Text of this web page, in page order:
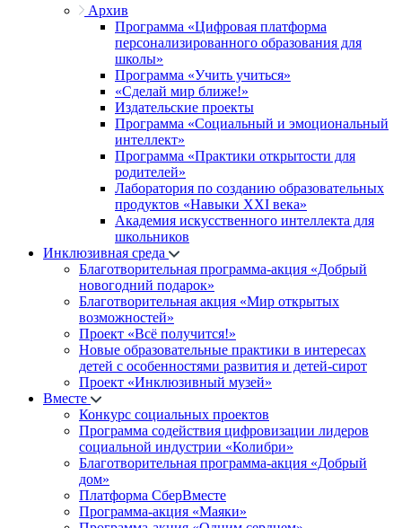
Архив
Программа «Цифровая платформа
персонализированного образования для
школы»
Программа «Учить учиться»
«Сделай мир ближе!»
Издательские проекты
Программа «Социальный и эмоциональный
интеллект»
Программа «Практики открытости для
родителей»
Лаборатория по созданию образовательных
продуктов «Навыки XXI века»
Академия искусственного интеллекта для
школьников
Инклюзивная среда
Благотворительная программа-акция «Добрый
новогодний подарок»
Благотворительная акция «Мир открытых
возможностей»
Проект «Всё получится!»
Новые образовательные практики в интересах
детей с особенностями развития и детей-сирот
Проект «Инклюзивный музей»
Вместе
Конкурс социальных проектов
Программа содействия цифровизации лидеров
социальной индустрии «Колибри»
Благотворительная программа-акция «Добрый
дом»
Платформа СберВместе
Программа-акция «Маяки»